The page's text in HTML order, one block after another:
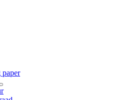
paper